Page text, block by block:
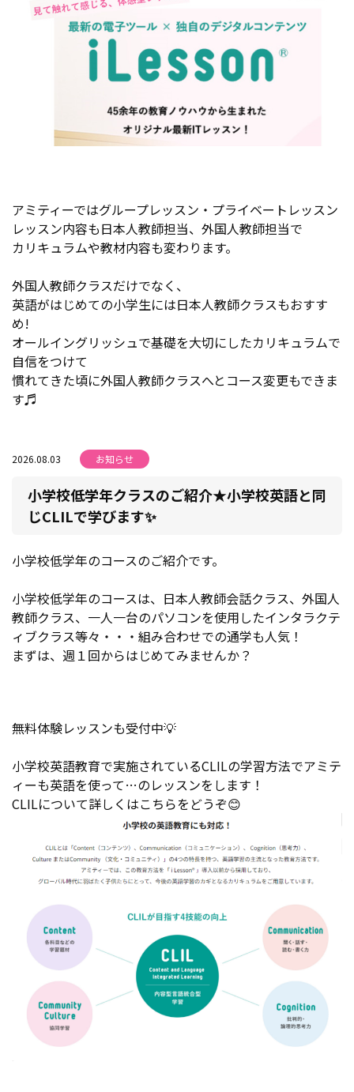
アミティーではグループレッスン・プライベートレッスン
レッスン内容も日本人教師担当、外国人教師担当で
カリキュラムや教材内容も変わります。
外国人教師クラスだけでなく、
英語がはじめての小学生には日本人教師クラスもおすす
め!
オールイングリッシュで基礎を大切にしたカリキュラムで
自信をつけて
慣れてきた頃に外国人教師クラスへとコース変更もできま
す♬
2026.08.03 お知らせ
小学校低学年クラスのご紹介★小学校英語と同
じCLILで学びます✨
小学校低学年のコースのご紹介です。
小学校低学年のコースは、日本人教師会話クラス、外国人
教師クラス、一人一台のパソコンを使用したインタラクテ
ィブクラス等々・・・組み合わせでの通学も人気！
まずは、週１回からはじめてみませんか？
無料体験レッスンも受付中💡
小学校英語教育で実施されているCLILの学習方法でアミテ
ィーも英語を使って…のレッスンをします！
CLILについて詳しくはこちらをどうぞ😊